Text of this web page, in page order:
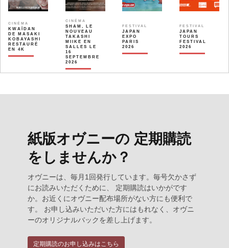
CINÉMA
KWAÏDAN
DE MASAKI
KOBAYASHI
RESTAURÉ
EN 4K
CINÉMA
SHAM, LE
NOUVEAU
TAKASHI
MIIKE EN
SALLES LE
16
SEPTEMBRE
2026
FESTIVAL
JAPAN
EXPO
PARIS
2026
FESTIVAL
JAPAN
TOURS
FESTIVAL
2026
紙版オヴニーの 定期購読
をしませんか？
オヴニーは、毎月1回発行しています。毎号欠かさず
にお読みいただくために、 定期購読はいかがです
か。お近くにオヴニー配布場所がない方にも便利で
す。 お申し込みいただいた方にはもれなく、オヴニ
ーのオリジナルバックを差し上げます。
定期購読のお申し込みはこちら